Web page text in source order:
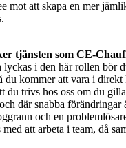
mot att skapa en mer
tjänsten som CE-
lyckas i den här rollen bör
du kommer att vara i direkt
du trivs hos oss om du
där snabba förändringar
och en
att arbeta i team, då